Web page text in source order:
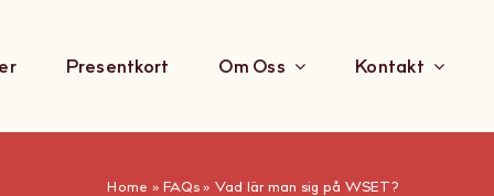
Presentkort Om Oss Kontakt
Home »FAQs » Vad lär man sig på WSET?